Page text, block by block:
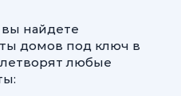
вы найдете
домов под ключ в
любые